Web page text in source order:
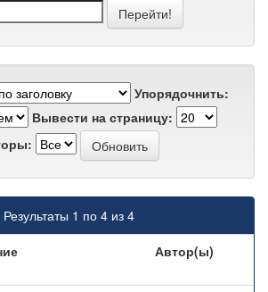
Упорядочнить:
Вывести на страницу:
Результаты 1 по 4 из 4
Автор(ы)